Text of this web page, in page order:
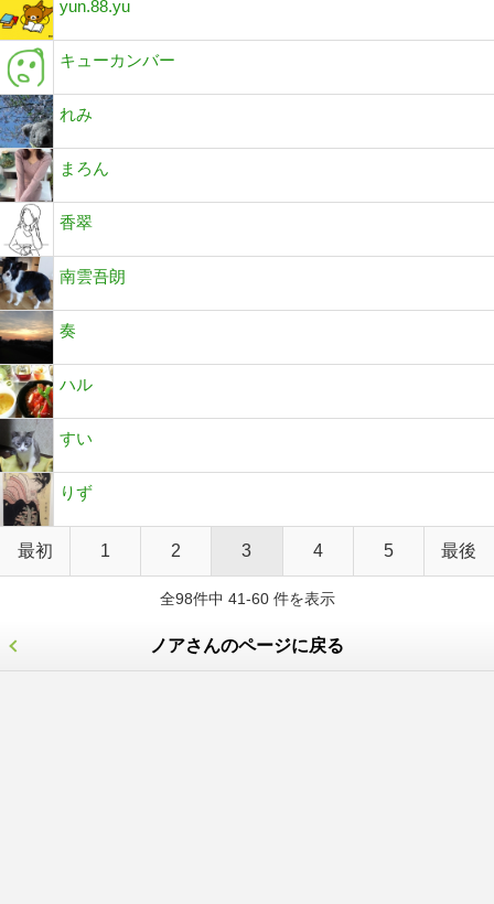
yun.88.yu
キューカンバー
れみ
まろん
香翠
南雲吾朗
奏
ハル
すい
りず
最初 1 2 3 4 5 最後
全98件中 41-60 件を表示
ノアさんのページに戻る